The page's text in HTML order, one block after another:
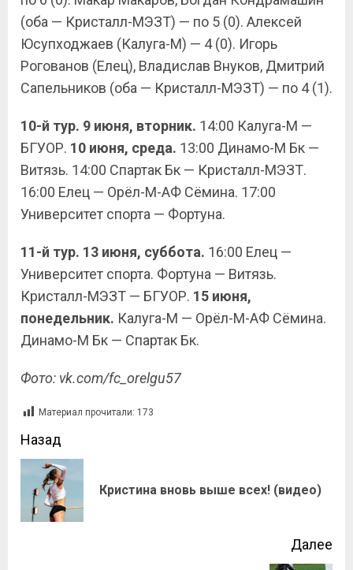
(оба — Кристалл-МЭЗТ) — по 5 (0). Алексей
Юсупходжаев (Калуга-М) — 4 (0). Игорь
Рогованов (Елец), Владислав Внуков, Дмитрий
Сапельников (оба — Кристалл-МЭЗТ) — по 4 (1).
10-й тур. 9 июня, вторник. 14:00 Калуга-М —
БГУОР. 10 июня, среда. 13:00 Динамо-М Бк —
Витязь. 14:00 Спартак Бк — Кристалл-МЭЗТ.
16:00 Елец — Орёл-М-АФ Сёмина. 17:00
Университет спорта — Фортуна.
11-й тур. 13 июня, суббота. 16:00 Елец —
Университет спорта. Фортуна — Витязь.
Кристалл-МЭЗТ — БГУОР. 15 июня,
понедельник. Калуга-М — Орёл-М-АФ Сёмина.
Динамо-М Бк — Спартак Бк.
Фото: vk.com/fc_orelgu57
Материал прочитали: 173
Назад
Кристина вновь выше всех! (видео)
Далее